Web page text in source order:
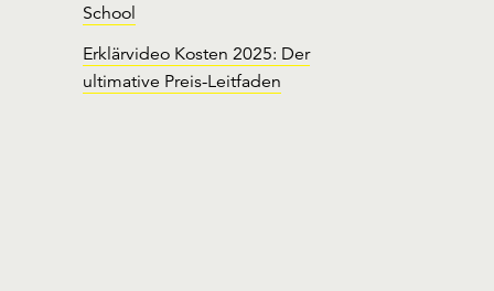
School
Erklärvideo Kosten 2025: Der
ultimative Preis-Leitfaden